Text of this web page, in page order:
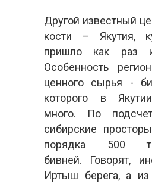
Другой известный
кости – Якутия,
пришло как раз
Особенность
ценного сырья -
которого в
много. По
сибирские
порядка 500
бивней. Говорят,
Иртыш берега, а